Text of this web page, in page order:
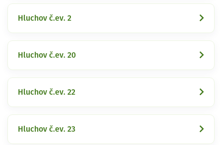
Hluchov č.ev. 2
Hluchov č.ev. 20
Hluchov č.ev. 22
Hluchov č.ev. 23